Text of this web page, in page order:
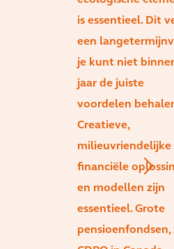
is essentieel. Dit
een
je kunt niet
jaar de juiste
voordelen
Creatieve,
milieuvriendelijke
financiële
en modellen zijn
essentieel. Grote
pensioenfondsen,